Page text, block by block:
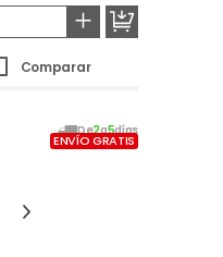
+
Comparar
De2a5días
ENVÍO GRATIS